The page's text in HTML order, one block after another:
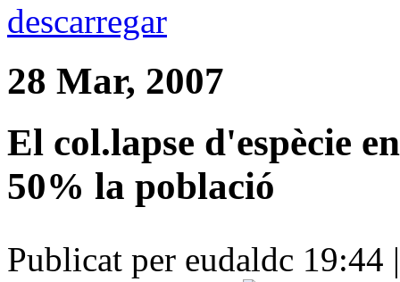
descarregar
28 Mar, 2007
El col.lapse d'espècie
50% la població
Publicat per eudaldc 19:44